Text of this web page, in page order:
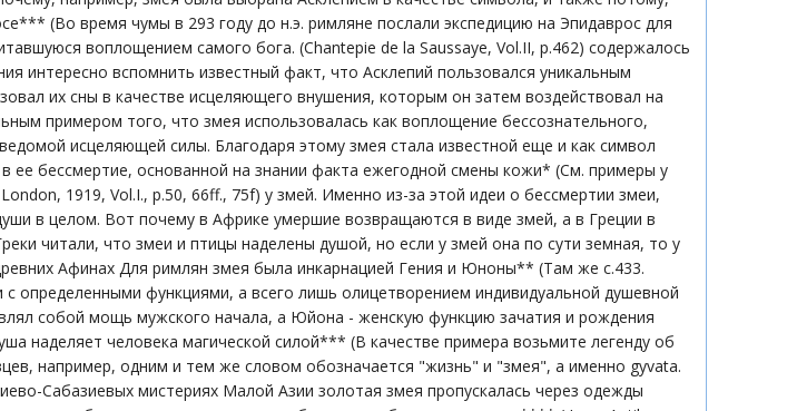
(Во время чумы в 293 году до н.э. римляне послали экспедицию на Эпидаврос для
воплощением самого бога. (Chantepie de la Saussaye, Vol.II, p.462) содержалось
интересно вспомнить известный факт, что Асклепий пользовался уникальным
их сны в качестве исцеляющего внушения, которым он затем воздействовал на
примером того, что змея использовалась как воплощение бессознательного,
исцеляющей силы. Благодаря этому змея стала известной еще и как символ
ее бессмертие, основанной на знании факта ежегодной смены кожи* (См. примеры у
1919, Vol.I., p.50, 66ff., 75f) у змей. Именно из-за этой идеи о бессмертии змеи,
в целом. Вот почему в Африке умершие возвращаются в виде змей, а в Греции в
читали, что змеи и птицы наделены душой, но если у змей она по сути земная, то у
Афинах Для римлян змея была инкарнацией Гения и Юноны** (Там же с.433.
определенными функциями, а всего лишь олицетворением индивидуальной душевной
собой мощь мужского начала, а Юйона - женскую функцию зачатия и рождения
наделяет человека магической силой*** (В качестве примера возьмите легенду об
например, одним и тем же словом обозначается "жизнь" и "змея", а именно gyvata.
Сабазиевых мистериях Малой Азии золотая змея пропускалась через одежды